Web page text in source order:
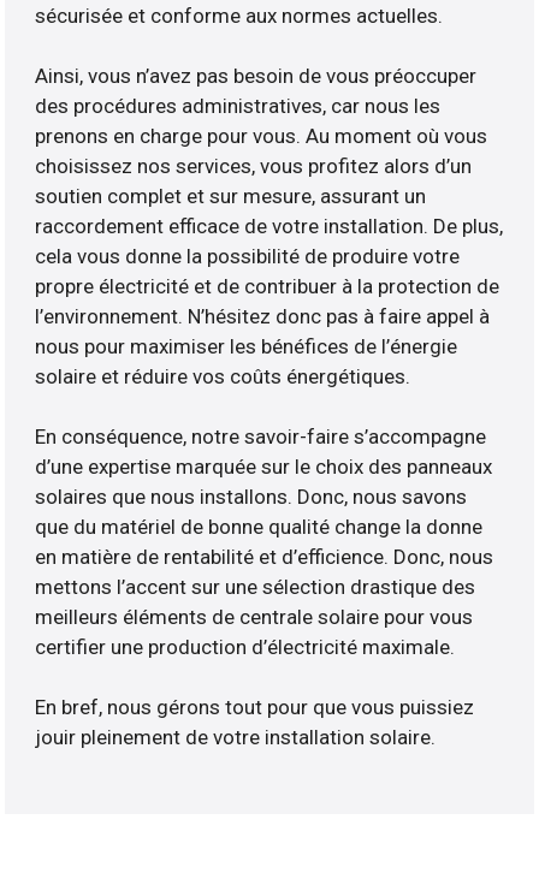
sécurisée et conforme aux normes actuelles.
Ainsi, vous n’avez pas besoin de vous préoccuper
des procédures administratives, car nous les
prenons en charge pour vous. Au moment où vous
choisissez nos services, vous profitez alors d’un
soutien complet et sur mesure, assurant un
raccordement efficace de votre installation. De plus,
cela vous donne la possibilité de produire votre
propre électricité et de contribuer à la protection de
l’environnement. N’hésitez donc pas à faire appel à
nous pour maximiser les bénéfices de l’énergie
solaire et réduire vos coûts énergétiques.
En conséquence, notre savoir-faire s’accompagne
d’une expertise marquée sur le choix des panneaux
solaires que nous installons. Donc, nous savons
que du matériel de bonne qualité change la donne
en matière de rentabilité et d’efficience. Donc, nous
mettons l’accent sur une sélection drastique des
meilleurs éléments de centrale solaire pour vous
certifier une production d’électricité maximale.
En bref, nous gérons tout pour que vous puissiez
jouir pleinement de votre installation solaire.